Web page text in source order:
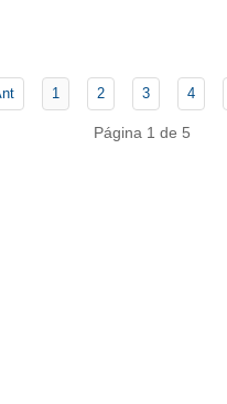
1 2 3 4
Página 1 de 5